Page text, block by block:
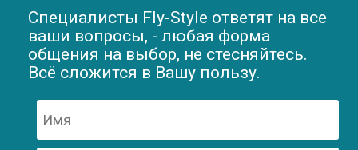
Специалисты Fly-Style ответят на все
ваши вопросы, - любая форма
общения на выбор, не стесняйтесь.
Всё сложится в Вашу пользу.